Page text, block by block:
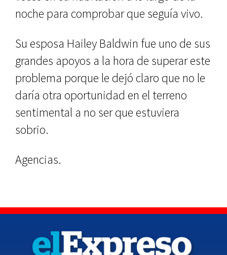
noche para comprobar que seguía vivo.
Su esposa Hailey Baldwin fue uno de sus
grandes apoyos a la hora de superar este
problema porque le dejó claro que no le
daría otra oportunidad en el terreno
sentimental a no ser que estuviera
sobrio.
Agencias.